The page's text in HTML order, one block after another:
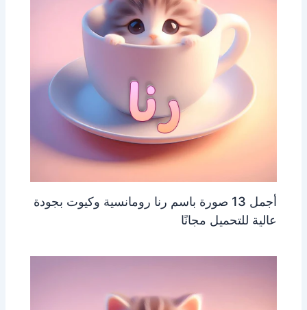
أجمل 13 صورة باسم رنا رومانسية وكيوت بجودة
عالية للتحميل مجانًا